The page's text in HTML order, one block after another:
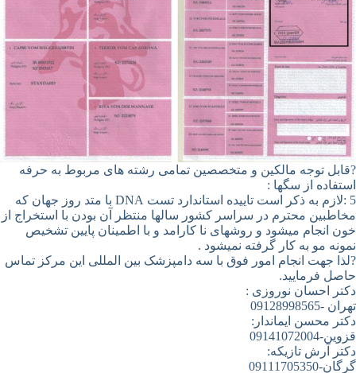
?قابل توجه مالکین و متخصصین تمامی رشته های مربوط به حرفه
استفاده از سگها :
5 :لازم به ذکر است تاییده استاندارد تست DNA با متد روز جهان که
مخاطبین محترم در سراسر کشور سالها منتظر آن بودن با استخراج از
خون انجام میشود و روشهای نا کارامد و با اطمینان پایین تشخیص
نمونه مو به کار گرفته نمیشود .
?لذا جهت انجام امور فوق با سه دامپزشک بین المللی این مرکز تماس
حاصل فرمایید.
دکتر احسان نوروزی :
تهران -09128998565
دکتر محسن ایماندار:
قزوین-09141072004
دکتر آرش تازیکه:
گرگان-09111705350